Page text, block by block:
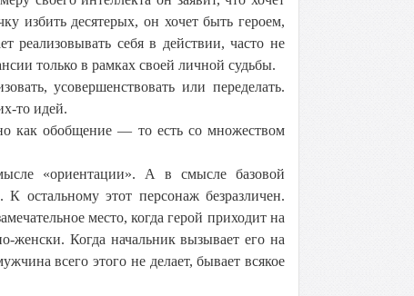
избить десятерых, он хочет быть героем,
реализовывать себя в действии, часто не
только в рамках своей личной судьбы.
усовершенствовать или переделать.
то идей.
как обобщение — то есть со множеством
«ориентации». А в смысле базовой
остальному этот персонаж безразличен.
место, когда герой приходит на
женски. Когда начальник вызывает его на
всего этого не делает, бывает всякое